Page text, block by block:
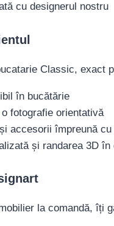
cu designerul nostru
Classic,
în bucătărie
fotografie orientativă
accesorii împreună cu
și randarea 3D în
la comandă, îți